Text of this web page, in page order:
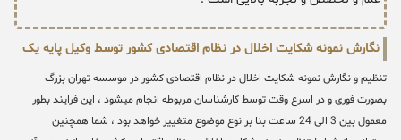
نگارش نمونه شکایت اخلال در نظام اقتصادی کشور توسط وکیل پایه یک
تنظیم و نگارش نمونه شکایت اخلال در نظام اقتصادی کشور در موسسه تهران بزرگ
بصورت فوری و در اسرع وقت توسط کارشناسان مربوطه انجام میشود ، این فرایند بطور
معمول بین 3 الی 24 ساعت بنا بر نوع موضوع متغییر خواهد بود ، شما همچنین